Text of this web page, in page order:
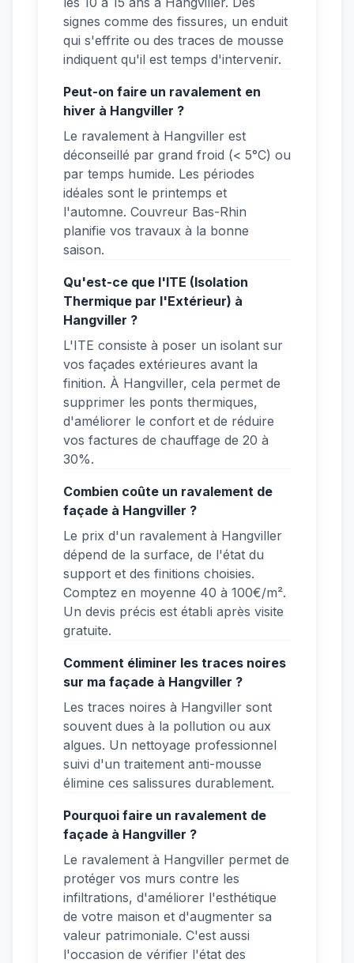
signes comme des fissures, un enduit
qui s'effrite ou des traces de mousse
indiquent qu'il est temps d'intervenir.
Peut-on faire un ravalement en
hiver à Hangviller ?
Le ravalement à Hangviller est
déconseillé par grand froid (< 5°C) ou
par temps humide. Les périodes
idéales sont le printemps et
l'automne. Couvreur Bas-Rhin
planifie vos travaux à la bonne
saison.
Qu'est-ce que l'ITE (Isolation
Thermique par l'Extérieur) à
Hangviller ?
L'ITE consiste à poser un isolant sur
vos façades extérieures avant la
finition. À Hangviller, cela permet de
supprimer les ponts thermiques,
d'améliorer le confort et de réduire
vos factures de chauffage de 20 à
30%.
Combien coûte un ravalement de
façade à Hangviller ?
Le prix d'un ravalement à Hangviller
dépend de la surface, de l'état du
support et des finitions choisies.
Comptez en moyenne 40 à 100€/m².
Un devis précis est établi après visite
gratuite.
Comment éliminer les traces noires
sur ma façade à Hangviller ?
Les traces noires à Hangviller sont
souvent dues à la pollution ou aux
algues. Un nettoyage professionnel
suivi d'un traitement anti-mousse
élimine ces salissures durablement.
Pourquoi faire un ravalement de
façade à Hangviller ?
Le ravalement à Hangviller permet de
protéger vos murs contre les
infiltrations, d'améliorer l'esthétique
de votre maison et d'augmenter sa
valeur patrimoniale. C'est aussi
l'occasion de vérifier l'état des